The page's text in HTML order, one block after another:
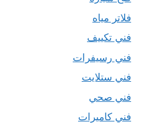
فلاتر مياه
فني تكييف
فني رسيفرات
فني ستلايت
فني صحي
فني كاميرات